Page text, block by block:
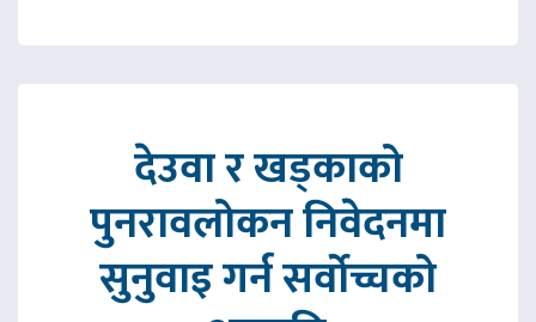
देउवा र खड्काको
पुनरावलोकन निवेदनमा
सुनुवाइ गर्न सर्वोच्चको